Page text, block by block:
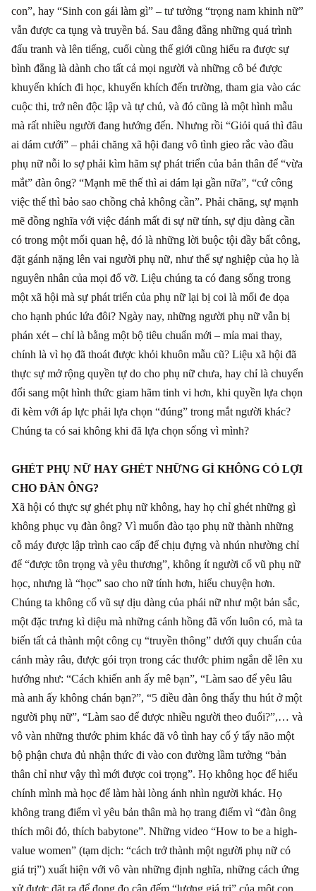
con”, hay “Sinh con gái làm gì” – tư tưởng “trọng nam khinh nữ”
vẫn được ca tụng và truyền bá. Sau đằng đẵng những quá trình
đấu tranh và lên tiếng, cuối cùng thế giới cũng hiểu ra được sự
bình đẳng là dành cho tất cả mọi người và những cô bé được
khuyến khích đi học, khuyến khích đến trường, tham gia vào các
cuộc thi, trở nên độc lập và tự chủ, và đó cũng là một hình mẫu
mà rất nhiều người đang hướng đến. Nhưng rồi “Giỏi quá thì đâu
ai dám cưới” –phải chăng xã hội đang vô tình gieo rắc vào đầu
phụ nữ nỗi lo sợ phải kìm hãm sự phát triển của bản thân để “vừa
mắt” đàn ông? “Mạnh mẽ thế thì ai dám lại gần nữa”, “cứ công
việc thế thì bảo sao chồng chả không cần”. Phải chăng, sự mạnh
mẽ đồng nghĩa với việc đánh mất đi sự nữ tính, sự dịu dàng cần
có trong một mối quan hệ, đó là những lời buộc tội đầy bất công,
đặt gánh nặng lên vai người phụ nữ, như thể sự nghiệp của họ là
nguyên nhân của mọi đổ vỡ. Liệu chúng ta có đang sống trong
một xã hội mà sự phát triển của phụ nữ lại bị coi là mối đe dọa
cho hạnh phúc lứa đôi? Ngày nay, những người phụ nữ vẫn bị
phán xét – chỉ là bằng một bộ tiêu chuẩn mới – mỉa mai thay,
chính là vì họ đã thoát được khỏi khuôn mẫu cũ? Liệu xã hội đã
thực sự mở rộng quyền tự do cho phụ nữ chưa, hay chỉ là chuyển
đổi sang một hình thức giam hãm tinh vi hơn, khi quyền lựa chọn
đi kèm với áp lực phải lựa chọn “đúng” trong mắt người khác?
Chúng ta có sai không khi đã lựa chọn sống vì mình?
GHÉT PHỤ NỮ HAY GHÉT NHỮNG GÌ KHÔNG CÓ LỢI
CHO ĐÀN ÔNG?
Xã hội có thực sự ghét phụ nữ không, hay họ chỉ ghét những gì
không phục vụ đàn ông? Vì muốn đào tạo phụ nữ thành những
cỗ máy được lập trình cao cấp để chịu đựng và nhún nhường chỉ
để “được tôn trọng và yêu thương”, không ít người cổ vũ phụ nữ
học, nhưng là “học” sao cho nữ tính hơn, hiểu chuyện hơn.
Chúng ta không cổ vũ sự dịu dàng của phái nữ như một bản sắc,
một đặc trưng kì diệu mà những cánh hồng đã vốn luôn có, mà ta
biến tất cả thành một công cụ “truyền thông” dưới quy chuẩn của
cánh mày râu, được gói trọn trong các thước phim ngắn dễ lên xu
hướng như: “Cách khiến anh ấy mê bạn”, “Làm sao để yêu lâu
mà anh ấy không chán bạn?”, “5 điều đàn ông thấy thu hút ở một
người phụ nữ”, “Làm sao để được nhiều người theo đuổi?”,… và
vô vàn những thước phim khác đã vô tình hay cố ý tẩy não một
bộ phận chưa đủ nhận thức đi vào con đường lầm tưởng “bản
thân chỉ như vậy thì mới được coi trọng”. Họ không học để hiểu
chính mình mà học để làm hài lòng ánh nhìn người khác. Họ
không trang điểm vì yêu bản thân mà họ trang điểm vì “đàn ông
thích môi đỏ, thích babytone”. Những video “How to be a high-
value women” (tạm dịch: “cách trở thành một người phụ nữ có
giá trị”) xuất hiện với vô vàn những định nghĩa, những cách ứng